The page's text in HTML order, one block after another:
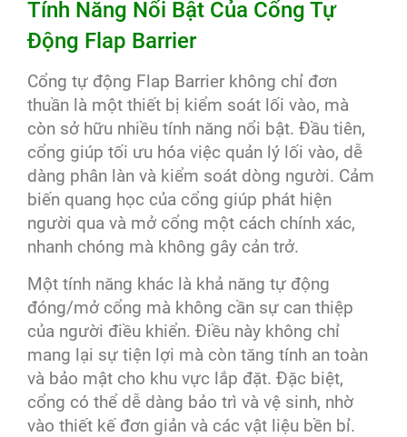
Tính Năng Nổi Bật Của Cổng Tự
Động Flap Barrier
Cổng tự động Flap Barrier không chỉ đơn
thuần là một thiết bị kiểm soát lối vào, mà
còn sở hữu nhiều tính năng nổi bật. Đầu tiên,
cổng giúp tối ưu hóa việc quản lý lối vào, dễ
dàng phân làn và kiểm soát dòng người. Cảm
biến quang học của cổng giúp phát hiện
người qua và mở cổng một cách chính xác,
nhanh chóng mà không gây cản trở.
Một tính năng khác là khả năng tự động
đóng/mở cổng mà không cần sự can thiệp
của người điều khiển. Điều này không chỉ
mang lại sự tiện lợi mà còn tăng tính an toàn
và bảo mật cho khu vực lắp đặt. Đặc biệt,
cổng có thể dễ dàng bảo trì và vệ sinh, nhờ
vào thiết kế đơn giản và các vật liệu bền bỉ.